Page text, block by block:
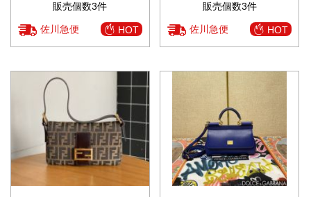
販売個数3件
佐川急便 HOT
販売個数3件
佐川急便 HOT